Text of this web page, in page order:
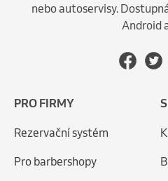
nebo autoservisy.
Android
PRO FIRMY
Rezervační systém
Pro barbershopy